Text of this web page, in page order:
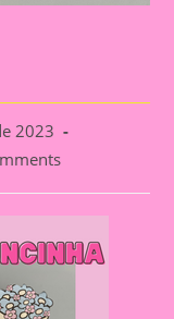
2023